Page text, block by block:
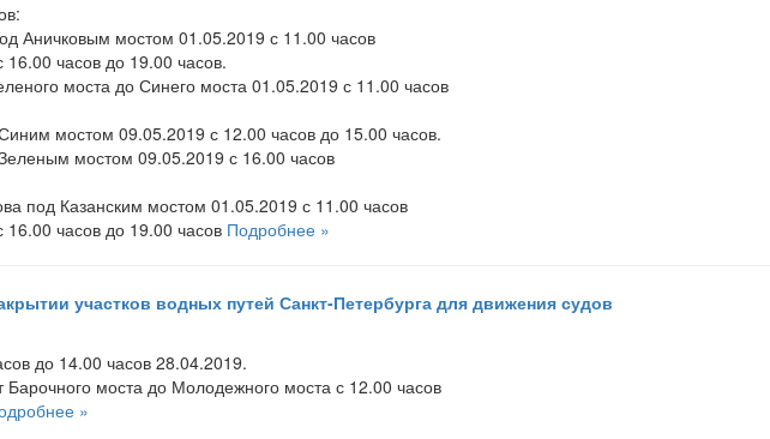
Аничковым мостом 01.05.2019 с 11.00 часов
часов до 19.00 часов.
моста до Синего моста 01.05.2019 с 11.00 часов
мостом 09.05.2019 с 12.00 часов до 15.00 часов.
мостом 09.05.2019 с 16.00 часов
под Казанским мостом 01.05.2019 с 11.00 часов
часов до 19.00 часов Подробнее »
участков водных путей Санкт-Петербурга для движения судов
до 14.00 часов 28.04.2019.
Барочного моста до Молодежного моста с 12.00 часов
»